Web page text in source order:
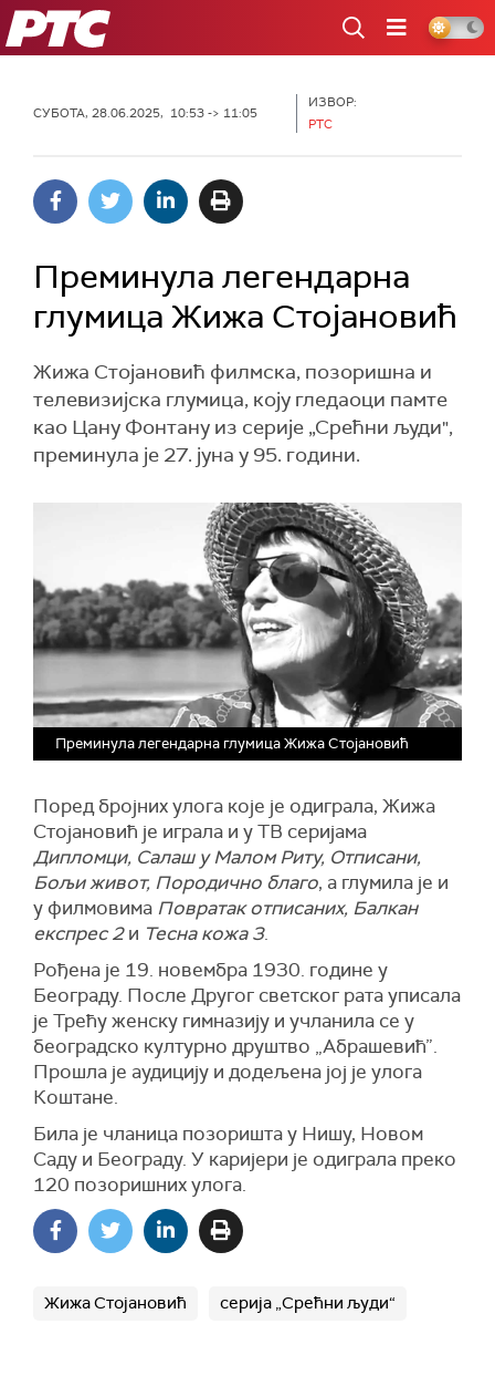
РТС
СУБОТА, 28.06.2025, 10:53 -> 11:05
ИЗВОР:
РТС
Преминула легендарна
глумица Жижа Стојановић
Жижа Стојановић филмска, позоришна и
телевизијска глумица, коју гледаоци памте
као Цану Фонтану из серије „Срећни људи",
преминула је 27. јуна у 95. години.
Преминула легендарна глумица Жижа Стојановић
Поред бројних улога које је одиграла, Жижа
Стојановић је играла и у ТВ серијама
Дипломци, Салаш у Малом Риту, Отписани,
Бољи живот, Породично благо, а глумила је и
у филмовима Повратак отписаних, Балкан
експрес 2и Тесна кожа 3.
Рођена је 19. новембра 1930. године у
Београду. После Другог светског рата уписала
је Трећу женску гимназију и учланила се у
београдско културно друштво „Абрашевић”.
Прошла је аудицију и додељена јој је улога
Коштане.
Била је чланица позоришта у Нишу, Новом
Саду и Београду. У каријери је одиграла преко
120 позоришних улога.
Жижа Стојановић серија „Срећни људи“